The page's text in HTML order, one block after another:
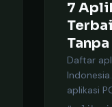
7
Daftar
aplikasi